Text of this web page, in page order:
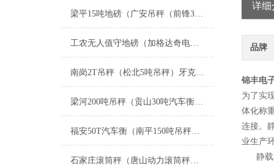
梁平15吨地磅（广安吊秤（前锋30T吊秤）武隆60T地磅维修
工农无人值守地磅（加格达奇电子地磅）四方台电子汽车衡维修
南岗2T吊秤（松北5吨吊秤）牙克石3吨吊秤）平房120T吊秤维修
梁河200吨吊秤（贡山30吨汽车衡）水富吊秤）瑞丽10吨地磅维修
福安50T汽车衡（南平150吨吊秤）田东汽车磅）新罗120T地磅维修
石家庄滚筒秤（唐山动力滚筒秤）长安动力滚筒称维修
详细
品牌
锦丰电
为了实
体化称
连接。
业生产
静载